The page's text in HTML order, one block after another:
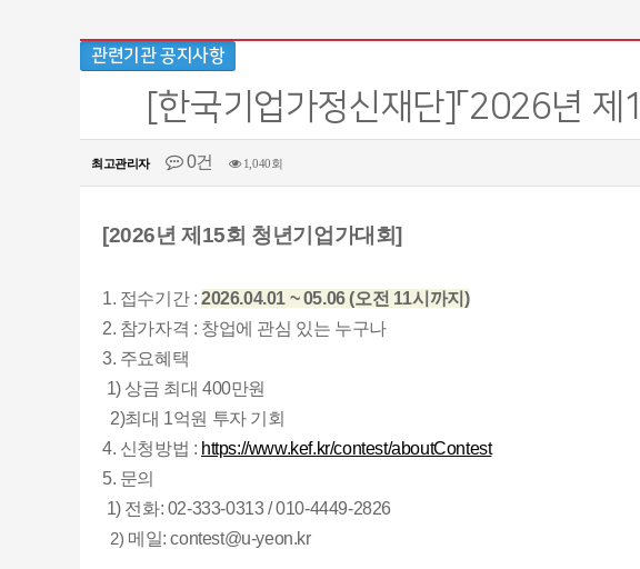
관련기관 공지사항
[한국기업가정신재단]「2026년
최고관리자 0건 1,040회
[2026년 제15회 청년기업가대회]
1. 접수기간 :2026.04.01 ~ 05.06 (오전 11시까지)
2. 참가자격 : 창업에 관심 있는 누구나
3. 주요혜택
1) 상금 최대 400만원
2)최대 1억원 투자 기회
4. 신청방법 : https://www.kef.kr/contest/aboutContest
5. 문의
1) 전화: 02-333-0313 / 010-4449-2826
2) 메일:contest@u-yeon.kr